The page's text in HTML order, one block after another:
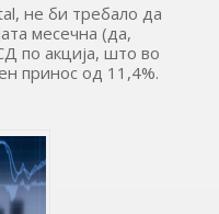
не би требало да
месечна (да,
по акција, што во
принос од 11,4%.